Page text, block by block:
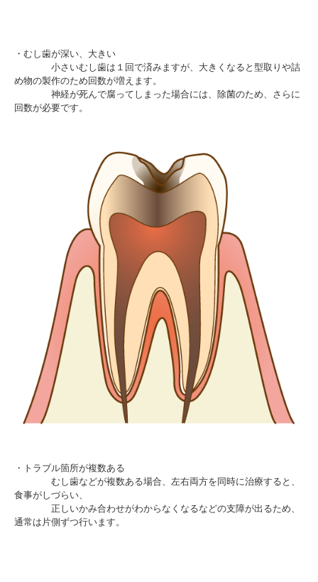
・むし歯が深い、大きい
小さいむし歯は１回で済みますが、大きくなると型取りや詰
め物の製作のため回数が増えます。
神経が死んで腐ってしまった場合には、除菌のため、さらに
回数が必要です。
・トラブル箇所が複数ある
むし歯などが複数ある場合、左右両方を同時に治療すると、
食事がしづらい、
正しいかみ合わせがわからなくなるなどの支障が出るため、
通常は片側ずつ行います。